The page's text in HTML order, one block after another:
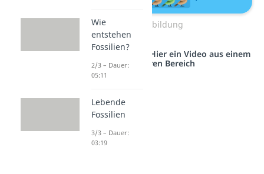
Artbildung
Studyflix vernetzt: Hier ein Video aus einem
anderen Bereich
Wie
entstehen
Fossilien?
2/3 – Dauer:
05:11
Lebende
Fossilien
3/3 – Dauer:
03:19